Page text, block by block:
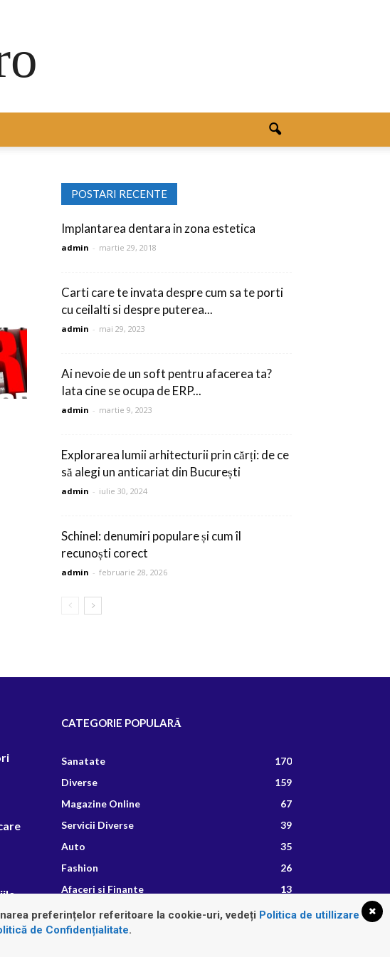
POSTARI RECENTE
Implantarea dentara in zona estetica
admin - martie 29, 2018
Carti care te invata despre cum sa te porti
cu ceilalti si despre puterea...
admin - mai 29, 2023
Ai nevoie de un soft pentru afacerea ta?
Iata cine se ocupa de ERP...
admin - martie 9, 2023
Explorarea lumii arhitecturii prin cărți: de ce
să alegi un anticariat din București
admin - iulie 30, 2024
Schinel: denumiri populare și cum îl
recunoști corect
admin - februarie 28, 2026
CATEGORIE POPULARĂ
Sanatate
170
Diverse
159
Magazine Online
67
Servicii Diverse
39
Auto
35
Fashion
26
Afaceri si Finante
13
Retete Culinare
8
preferințelor referitoare la cookie-uri, vedeți Politica de utillizare
de Confidențialitate.